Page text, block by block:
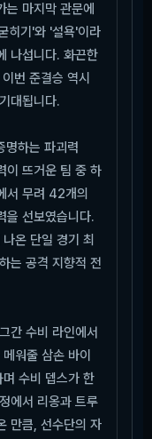
는 마지막 관문에
히기'와 '설욕'이라
나섭니다. 화끈한
번 준결승 역시
대됩니다.
하는 파괴력
이 뜨거운 팀 중 하
서 무려 42개의
을 선보였습니다.
온 단일 경기 최
는 공격 지향적 전
간 수비 라인에서
워줄 삼손 바이
수비 뎁스가 한
에서 리옹과 트루
만큼, 선수단의 자